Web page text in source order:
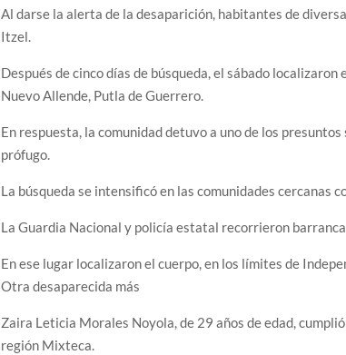
Al darse la alerta de la desaparición, habitantes de
Itzel.
Después de cinco días de búsqueda, el sábado
Nuevo Allende, Putla de Guerrero.
En respuesta, la comunidad detuvo a uno de los
prófugo.
La búsqueda se intensificó en las comunidades cercanas
La Guardia Nacional y policía estatal recorrieron
En ese lugar localizaron el cuerpo, en los límites de
Otra desaparecida más
Zaira Leticia Morales Noyola, de 29 años de edad,
región Mixteca.